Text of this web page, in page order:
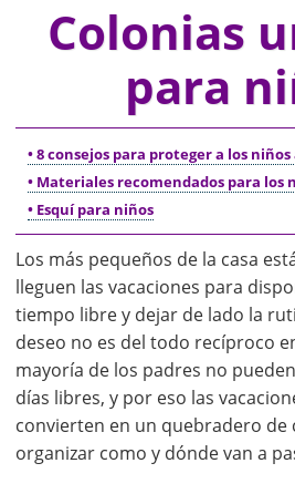
Colonias
para
• 8 consejos para proteger a los
• Materiales recomendados para los
• Esquí para niños
Los más pequeños de la casa
lleguen las vacaciones para
tiempo libre y dejar de lado la
deseo no es del todo recíproco
mayoría de los padres no
días libres, y por eso las
convierten en un quebradero de
organizar como y dónde van a